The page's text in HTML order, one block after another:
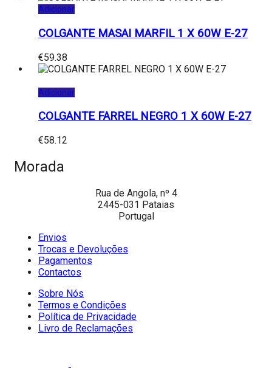
Adicionar
COLGANTE MASAI MARFIL 1 X 60W E-27
€59.38
Adicionar
COLGANTE FARREL NEGRO 1 X 60W E-27
€58.12
Morada
Rua de Angola, nº 4
2445-031 Pataias
Portugal
Envios
Trocas e Devoluções
Pagamentos
Contactos
Sobre Nós
Termos e Condições
Política de Privacidade
Livro de Reclamações